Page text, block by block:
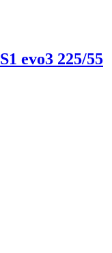
evo3 225/55